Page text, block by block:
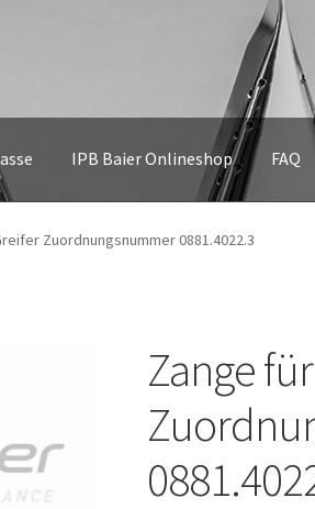
IPB Baier Onlineshop FAQ
Zuordnungsnummer 0881.4022.3
Zange